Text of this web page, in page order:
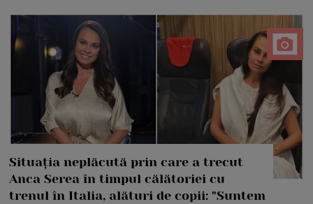
Situația neplăcută prin care a trecut
Anca Serea în timpul călătoriei cu
trenul în Italia, alături de copii: "Suntem